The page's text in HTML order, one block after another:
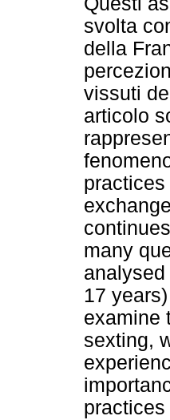
svolta
della
vissuti
articolo
many
17
examine
sexting,